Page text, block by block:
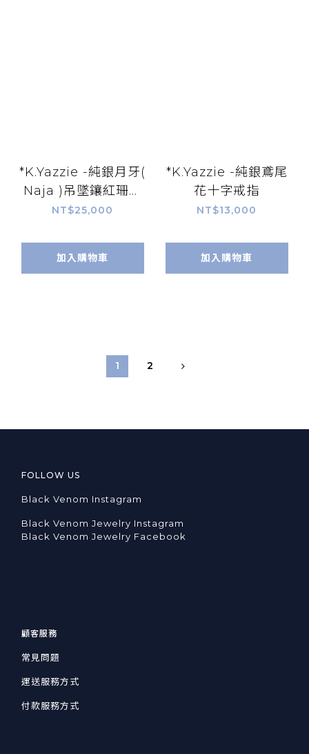
*K.Yazzie -純銀月牙(
Naja )吊墜鑲紅珊瑚
(L)
NT$25,000
加入購物車
*K.Yazzie -純銀鳶尾
花十字戒指
NT$13,000
加入購物車
1 2
FOLLOW US
Black Venom Instagram
Black Venom Jewelry Instagram
Black Venom Jewelry Facebook
顧客服務
常見問題
運送服務方式
付款服務方式